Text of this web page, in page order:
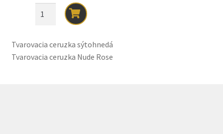
was:
19.60 €.
množstvo
PHIBROWS
ČELENKA
Tvarovacia ceruzka sýtohnedá
Tvarovacia ceruzka Nude Rose